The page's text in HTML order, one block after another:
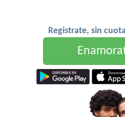
Registrate, sin